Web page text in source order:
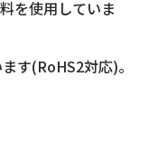
を使用していま
す(RoHS2対応)。